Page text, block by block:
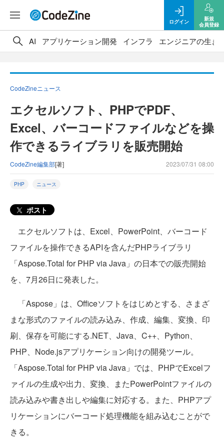
ログイン
新規
会員登録
AI アプリケーション開発 インフラ エンジニアの生き
CodeZineニュース
エクセルソフト、PHPでPDF、
Excel、バーコードファイルなどを操
作できるライブラリを販売開始
CodeZine編集部[著] 2023/07/31 08:00
PHP ニュース
ポスト
エクセルソフトは、Excel、PowerPoint、バーコード
ファイルを操作できるAPIを含んだPHPライブラリ
「Aspose.Total for PHP via Java」の日本での販売開始
を、7月26日に発表した。
「Aspose」は、Officeソフトをはじめとする、さまざ
まな形式のファイルの読み込み、作成、編集、変換、印
刷、保存を可能にする.NET、Java、C++、Python、
PHP、Node.jsアプリケーション向けの開発ツール。
「Aspose.Total for PHP via Java」では、PHPでExcelフ
ァイルの生成や出力、変換、またPowerPointファイルの
読み込みや書き出しや編集に対応する。また、PHPアプ
リケーションにバーコード処理機能を組み込むことがで
きる。